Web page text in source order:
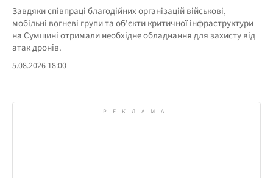
Завдяки співпраці благодійних організацій військові,
мобільні вогневі групи та об'єкти критичної інфраструктури
на Сумщині отримали необхідне обладнання для захисту від
атак дронів.
5.08.2026 18:00